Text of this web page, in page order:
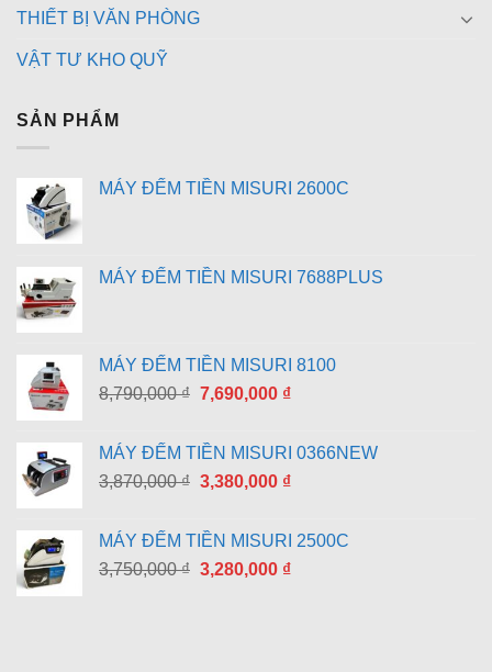
THIẾT BỊ VĂN PHÒNG
VẬT TƯ KHO QUỸ
SẢN PHẨM
MÁY ĐẾM TIỀN MISURI 2600C
MÁY ĐẾM TIỀN MISURI 7688PLUS
MÁY ĐẾM TIỀN MISURI 8100
8,790,000₫ Giá
là:
8,790,000 ₫.
7,690,000 ₫Giá
là:
7,690,000 ₫.
MÁY ĐẾM TIỀN MISURI 0366NEW
3,870,000₫ Giá
là:
3,870,000 ₫.
3,380,000 ₫Giá
là:
3,380,000 ₫.
MÁY ĐẾM TIỀN MISURI 2500C
3,750,000₫ Giá
3,280,000 ₫Giá